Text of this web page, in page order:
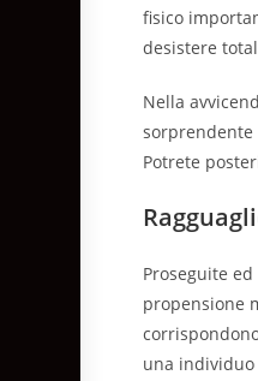
fisico
desistere
Nella
sorprendente
Potrete
Proseguite
propensione
una